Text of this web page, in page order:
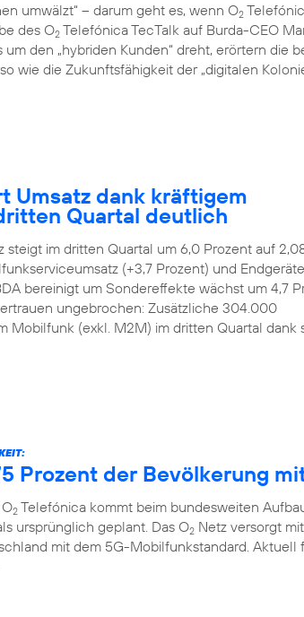
umwälzt“ – darum geht es, wenn O2
des O2 Telefónica TecTalk auf Burda-CEO
den „hybriden Kunden“ dreht, erörtern die
wie die Zukunftsfähigkeit der „digitalen
Umsatz dank kräftigem
Quartal deutlich
steigt im dritten Quartal um 6,0 Prozent auf
(+3,7 Prozent) und
bereinigt um Sondereffekte wächst um 4,7
ungebrochen: Zusätzliche 304.000
Mobilfunk (exkl. M2M) im dritten Quartal dank
Prozent der Bevölkerung
2 Telefónica kommt beim bundesweiten
ursprünglich geplant. Das O2 Netz versorgt
mit dem 5G-Mobilfunkstandard. Aktuell